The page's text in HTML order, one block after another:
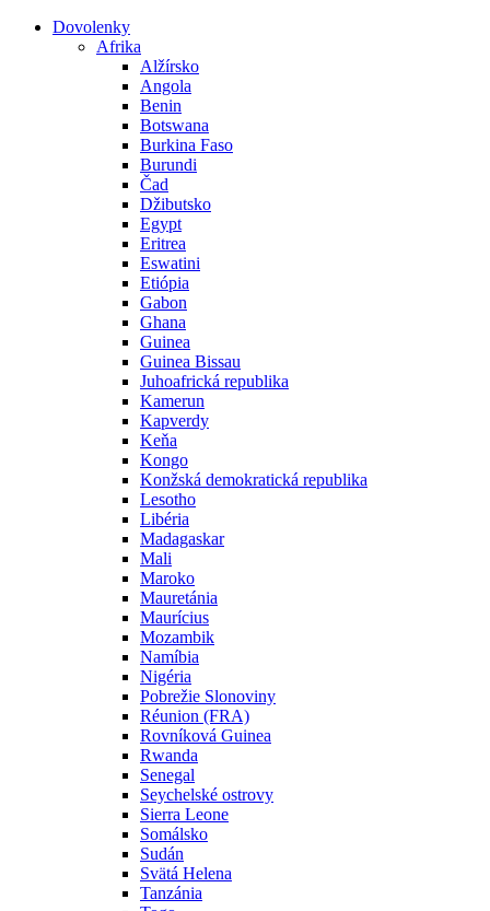
Dovolenky
Afrika
Alžírsko
Angola
Benin
Botswana
Burkina Faso
Burundi
Čad
Džibutsko
Egypt
Eritrea
Eswatini
Etiópia
Gabon
Ghana
Guinea
Guinea Bissau
Juhoafrická republika
Kamerun
Kapverdy
Keňa
Kongo
Konžská demokratická republika
Lesotho
Libéria
Madagaskar
Mali
Maroko
Mauretánia
Maurícius
Mozambik
Namíbia
Nigéria
Pobrežie Slonoviny
Réunion (FRA)
Rovníková Guinea
Rwanda
Senegal
Seychelské ostrovy
Sierra Leone
Somálsko
Sudán
Svätá Helena
Tanzánia